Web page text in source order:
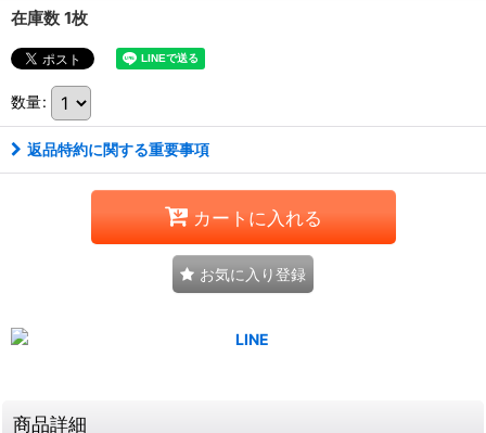
在庫数 1枚
数量:
返品特約に関する重要事項
カートに入れる
お気に入り登録
商品詳細